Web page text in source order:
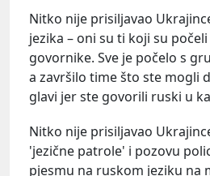
Nitko nije prisiljavao
jezika – oni su ti koji su
govornike. Sve je počelo s
a završilo time što ste mogli
glavi jer ste govorili ruski u
Nitko nije prisiljavao
'jezične patrole' i pozovu
pjesmu na ruskom jeziku na